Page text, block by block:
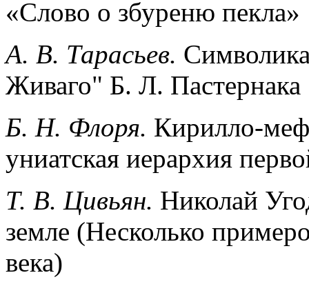
«Слово о збуреню пекла»
А. В. Тарасьев.
Живаго" Б. Л. Пастернака
Б. Н. Флоря. Кирилло-
униатская иерархия
Т. В. Цивьян. Николай
земле (Несколько
века)